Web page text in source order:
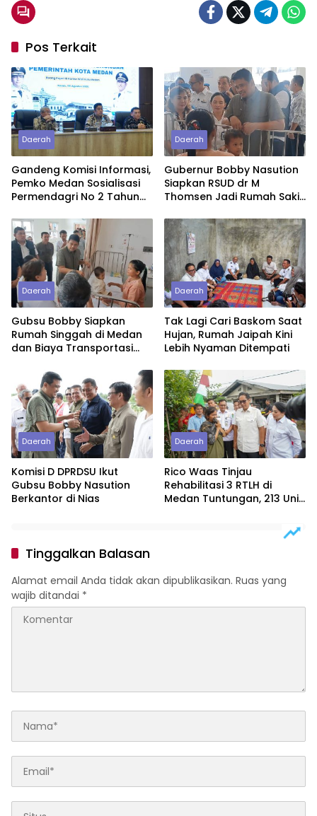
Pos Terkait
Daerah
Gandeng Komisi Informasi,
Pemko Medan Sosialisasi
Permendagri No 2 Tahun
Daerah
Gubernur Bobby Nasution
Siapkan RSUD dr M
Thomsen Jadi Rumah Sakit
Daerah
Gubsu Bobby Siapkan
Rumah Singgah di Medan
dan Biaya Transportasi
Penderita Suspek Leukemia
Asal Nias Barat
Daerah
Tak Lagi Cari Baskom Saat
Hujan, Rumah Jaipah Kini
Lebih Nyaman Ditempati
Daerah
Komisi D DPRDSU Ikut
Gubsu Bobby Nasution
Berkantor di Nias
Daerah
Rico Waas Tinjau
Rehabilitasi 3 RTLH di
Medan Tuntungan, 213 Unit
Tinggalkan Balasan
Alamat email Anda tidak akan dipublikasikan. Ruas yang
wajib ditandai *